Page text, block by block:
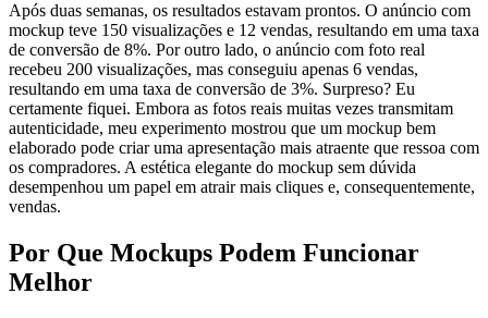
Após duas semanas, os resultados estavam prontos. O anúncio com
mockup teve 150 visualizações e 12 vendas, resultando em uma taxa
de conversão de 8%. Por outro lado, o anúncio com foto real
recebeu 200 visualizações, mas conseguiu apenas 6 vendas,
resultando em uma taxa de conversão de 3%. Surpreso? Eu
certamente fiquei. Embora as fotos reais muitas vezes transmitam
autenticidade, meu experimento mostrou que um mockup bem
elaborado pode criar uma apresentação mais atraente que ressoa com
os compradores. A estética elegante do mockup sem dúvida
desempenhou um papel em atrair mais cliques e, consequentemente,
vendas.
Por Que Mockups Podem Funcionar
Melhor